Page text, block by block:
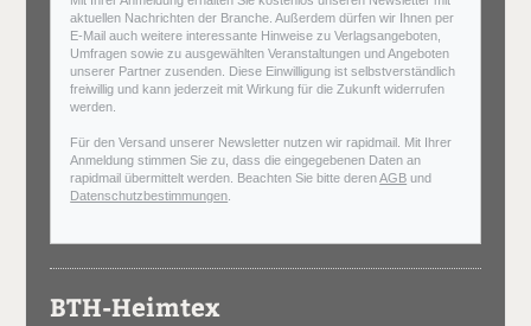
aktuellen Nachrichten der Branche. Außerdem dürfen wir Ihnen per
E-Mail auch weitere interessante Hinweise zu Verlagsangeboten,
Umfragen sowie zu ausgewählten Veranstaltungen und Angeboten
unserer Partner zusenden. Diese Einwilligung ist selbstverständlich
freiwillig und kann jederzeit mit Wirkung für die Zukunft widerrufen
werden.
Für den Versand unserer Newsletter nutzen wir rapidmail. Mit Ihrer
Anmeldung stimmen Sie zu, dass die eingegebenen Daten an
rapidmail übermittelt werden. Beachten Sie bitte derenAGB und
Datenschutzbestimmungen
BTH-Heimtex